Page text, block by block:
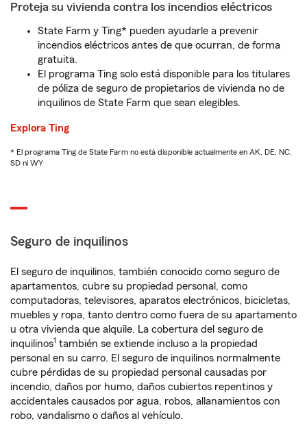
Proteja su vivienda contra los incendios eléctricos
State Farm y Ting* pueden ayudarle a prevenir
incendios eléctricos antes de que ocurran, de forma
gratuita.
El programa Ting solo está disponible para los titulares
de póliza de seguro de propietarios de vivienda no de
inquilinos de State Farm que sean elegibles.
Explora Ting
* El programa Ting de State Farm no está disponible actualmente en AK, DE, NC,
SD ni WY
Seguro de inquilinos
El seguro de inquilinos, también conocido como seguro de
apartamentos, cubre su propiedad personal, como
computadoras, televisores, aparatos electrónicos, bicicletas,
muebles y ropa, tanto dentro como fuera de su apartamento
u otra vivienda que alquile. La cobertura del seguro de
inquilinos1 también se extiende incluso a la propiedad
personal en su carro. El seguro de inquilinos normalmente
cubre pérdidas de su propiedad personal causadas por
incendio, daños por humo, daños cubiertos repentinos y
accidentales causados por agua, robos, allanamientos con
robo, vandalismo o daños al vehículo.